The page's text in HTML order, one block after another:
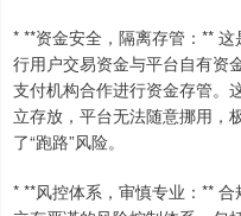
* **资金安全，隔离存管：**
行用户交易资金与平台自有资
支付机构合作进行资金存管。
立存放，平台无法随意挪用，
了“跑路”风险。
* **风控体系，审慎专业：**